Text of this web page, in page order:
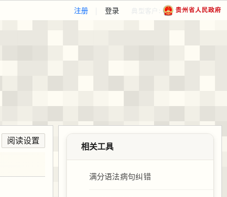
注册 登录 典型客户:
阅读设置
相关工具
满分语法病句纠错